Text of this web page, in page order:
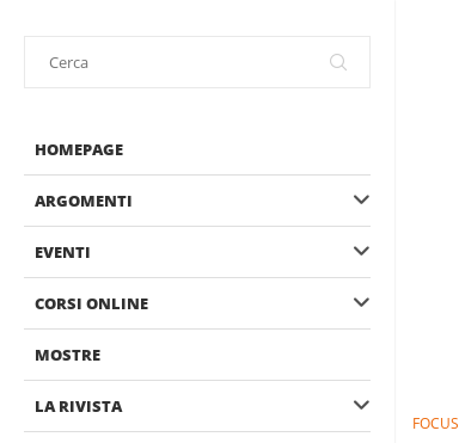
HOMEPAGE
ARGOMENTI
EVENTI
CORSI ONLINE
MOSTRE
LA RIVISTA
FOCUS